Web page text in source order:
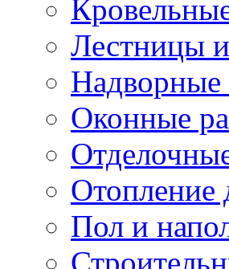
Лестницы
Надворные
Оконные
Отопление
Пол и